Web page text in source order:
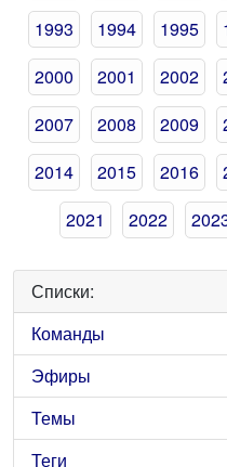
1993
1994 1995
2000
2001 2002
2007
2008 2009
2014
2015 2016
2021
2022
Списки:
Команды
Эфиры
Темы
Теги